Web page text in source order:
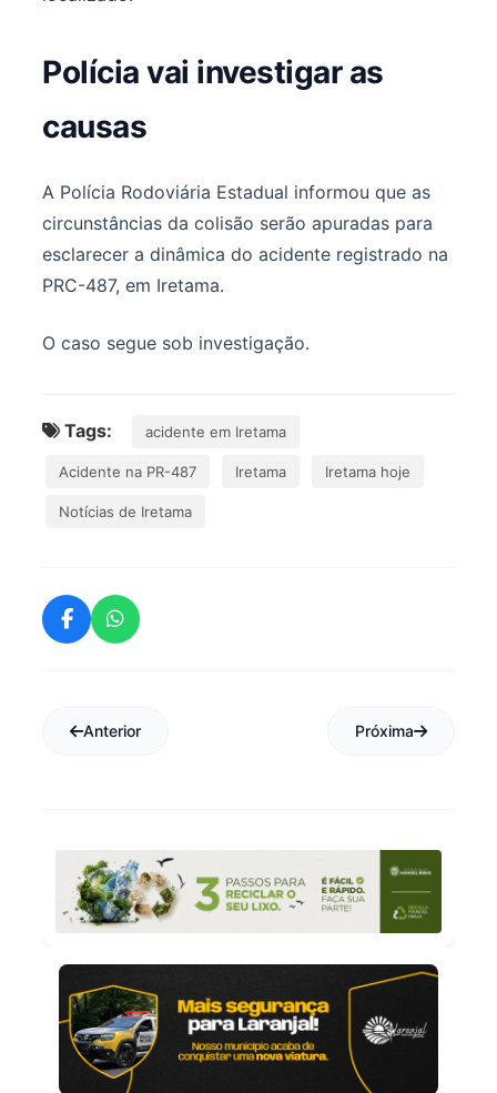
Polícia vai investigar as
causas
A Polícia Rodoviária Estadual informou que as
circunstâncias da colisão serão apuradas para
esclarecer a dinâmica do acidente registrado na
PRC-487, em Iretama.
O caso segue sob investigação.
Tags: acidente em Iretama
Acidente na PR-487 Iretama Iretama hoje
Notícias de Iretama
Anterior Próxima